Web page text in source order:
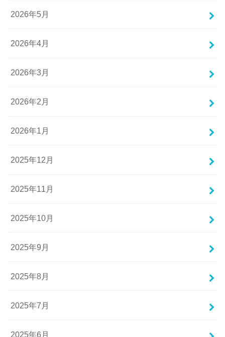
2026年5月
2026年4月
2026年3月
2026年2月
2026年1月
2025年12月
2025年11月
2025年10月
2025年9月
2025年8月
2025年7月
2025年6月